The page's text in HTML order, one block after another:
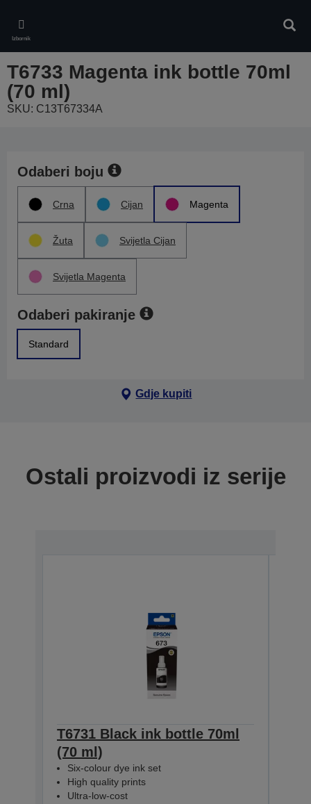
main
content
Izbornik
T6733 Magenta ink bottle 70ml
(70 ml)
SKU: C13T67334A
Odaberi boju
Crna Cijan Magenta
Žuta Svijetla Cijan
Svijetla Magenta
Odaberi pakiranje
Standard
Gdje kupiti
Ostali proizvodi iz serije
T6731 Black ink bottle 70ml
(70 ml)
Six-colour dye ink set
High quality prints
Ultra-low-cost